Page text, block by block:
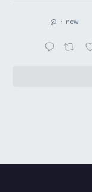
@ · now